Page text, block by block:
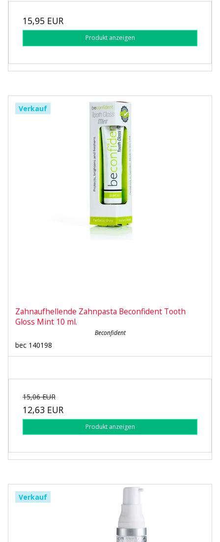
15,95 EUR
Produkt anzeigen
Verkauf
Zahnaufhellende Zahnpasta Beconfident Tooth
Gloss Mint 10 ml.
Beconfident
bec 140198
15,06 EUR
12,63 EUR
Produkt anzeigen
Verkauf